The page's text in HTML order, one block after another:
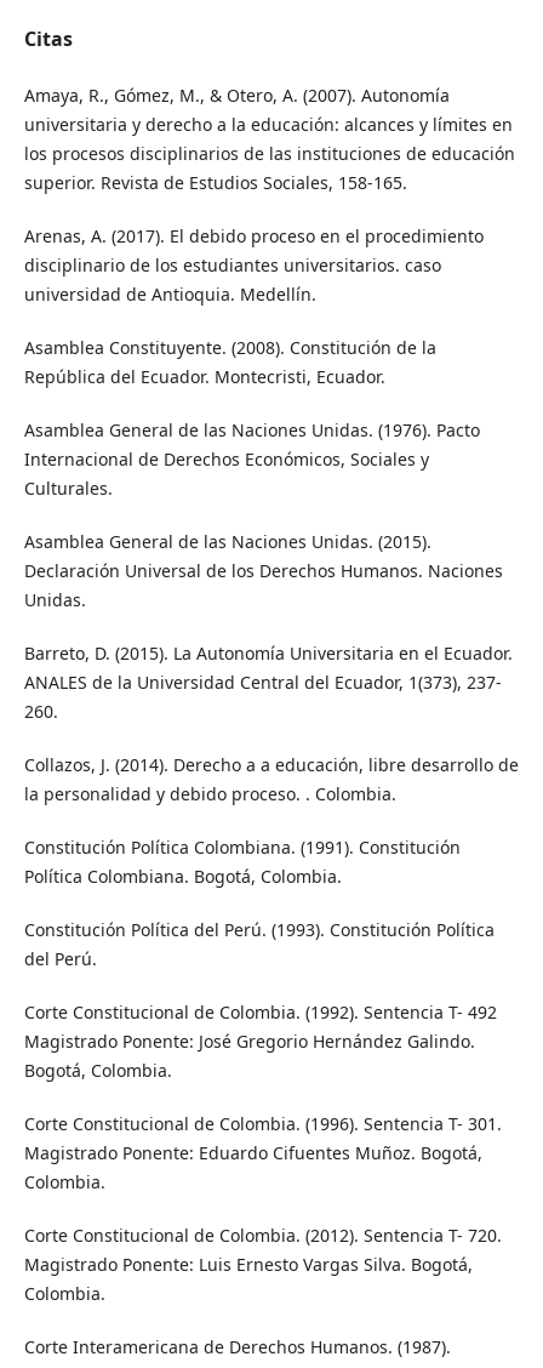
Citas
Amaya, R., Gómez, M., & Otero, A. (2007). Autonomía
universitaria y derecho a la educación: alcances y límites en
los procesos disciplinarios de las instituciones de educación
superior. Revista de Estudios Sociales, 158-165.
Arenas, A. (2017). El debido proceso en el procedimiento
disciplinario de los estudiantes universitarios. caso
universidad de Antioquia. Medellín.
Asamblea Constituyente. (2008). Constitución de la
República del Ecuador. Montecristi, Ecuador.
Asamblea General de las Naciones Unidas. (1976). Pacto
Internacional de Derechos Económicos, Sociales y
Culturales.
Asamblea General de las Naciones Unidas. (2015).
Declaración Universal de los Derechos Humanos. Naciones
Unidas.
Barreto, D. (2015). La Autonomía Universitaria en el Ecuador.
ANALES de la Universidad Central del Ecuador, 1(373), 237-
260.
Collazos, J. (2014). Derecho a a educación, libre desarrollo de
la personalidad y debido proceso. . Colombia.
Constitución Política Colombiana. (1991). Constitución
Política Colombiana. Bogotá, Colombia.
Constitución Política del Perú. (1993). Constitución Política
del Perú.
Corte Constitucional de Colombia. (1992). Sentencia T- 492
Magistrado Ponente: José Gregorio Hernández Galindo.
Bogotá, Colombia.
Corte Constitucional de Colombia. (1996). Sentencia T- 301.
Magistrado Ponente: Eduardo Cifuentes Muñoz. Bogotá,
Colombia.
Corte Constitucional de Colombia. (2012). Sentencia T- 720.
Magistrado Ponente: Luis Ernesto Vargas Silva. Bogotá,
Colombia.
Corte Interamericana de Derechos Humanos. (1987).